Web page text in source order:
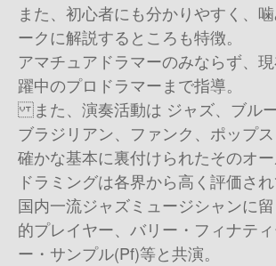
また、初心者にも分かりやすく、
ークに解説するところも特徴。
アマチュアドラマーのみならず、
躍中のプロドラマーまで指導。
また、演奏活動は ジャズ、ブルー
ブラジリアン、ファンク、ポップス
確かな基本に裏付けられたそのオ
ドラミングは各界から高く評価され
国内一流ジャズミュージシャンに
的プレイヤー、バリー・フィナテ
ー・サンプル(Pf)等と共演。